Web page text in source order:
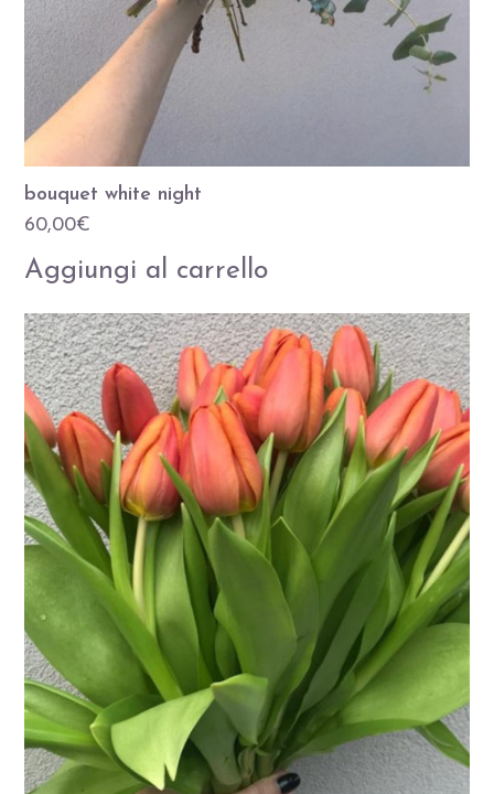
bouquet white night
60,00€
Aggiungi al carrello